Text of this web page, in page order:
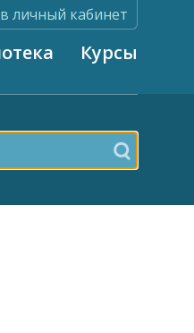
личный кабинет
Курсы